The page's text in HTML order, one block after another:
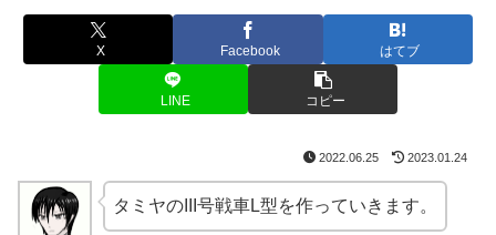
X Facebook はてブ
LINE コピー
2022.06.25 2023.01.24
タミヤのIII号戦車L型を作っていきます。